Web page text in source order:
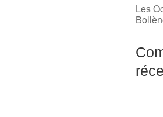
Les